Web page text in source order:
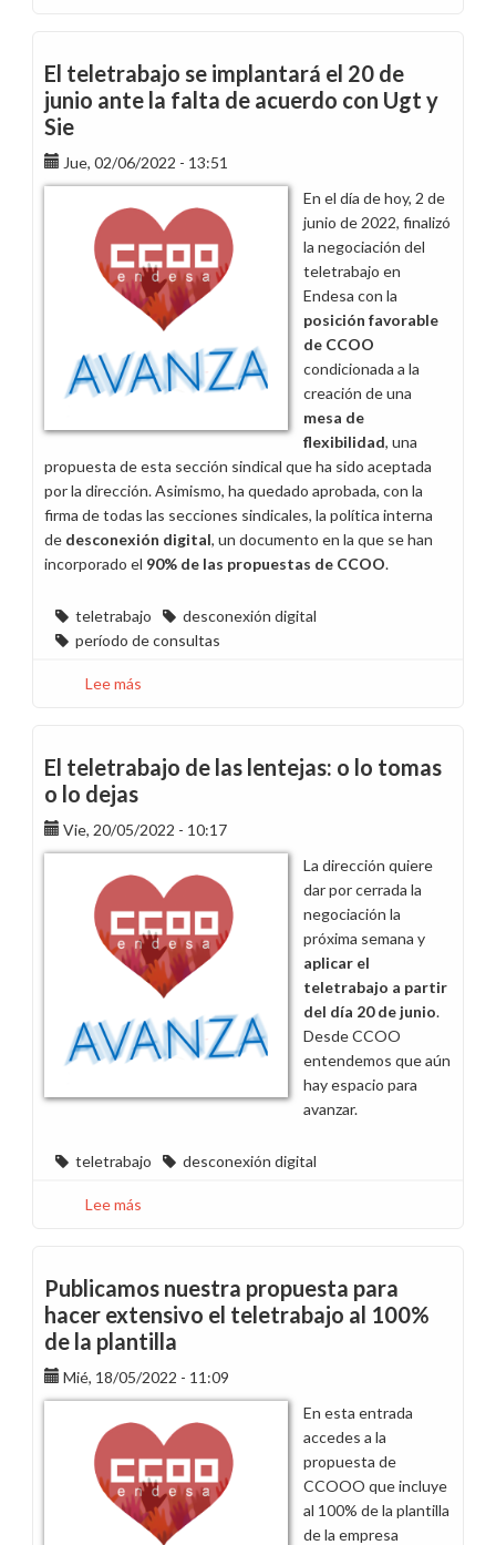
flexibilidad
en
teletrabajo
objetivos
de
nuestras
cinco
primeras
propuestas
El teletrabajo se implantará el 20 de
junio ante la falta de acuerdo con Ugt y
Sie
Jue, 02/06/2022 - 13:51
En el día de hoy, 2 de
junio de 2022, finalizó
la negociación del
teletrabajo en
Endesa con la
posición favorable
de CCOO
condicionada a la
creación de una
mesa de
flexibilidad, una
propuesta de esta sección sindical que ha sido aceptada
por la dirección. Asimismo, ha quedado aprobada, con la
firma de todas las secciones sindicales, la política interna
de desconexión digital, un documento en la que se han
incorporado el 90% de las propuestas de CCOO.
teletrabajo
desconexión digital
período de consultas
Lee más
implantará
20
de
junio
ante
la
falta
de
acuerdo
con
Ugt
Sie
El teletrabajo de las lentejas: o lo tomas
o lo dejas
Vie, 20/05/2022 - 10:17
La dirección quiere
dar por cerrada la
negociación la
próxima semana y
aplicar el
teletrabajo a partir
del día 20 de junio.
Desde CCOO
entendemos que aún
hay espacio para
avanzar.
teletrabajo desconexión digital
Lee más
las
lentejas:
o
lo
tomas
o
dejas
Publicamos nuestra propuesta para
hacer extensivo el teletrabajo al 100%
de la plantilla
Mié, 18/05/2022 - 11:09
En esta entrada
accedes a la
propuesta de
CCOOO que incluye
al 100% de la plantilla
de la empresa